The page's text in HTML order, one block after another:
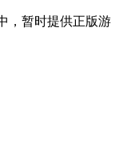
暂时提供正版游